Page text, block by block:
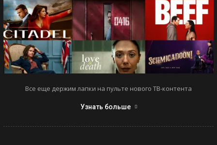
Все еще держим лапки на пульте нового ТВ-контента
Узнать больше